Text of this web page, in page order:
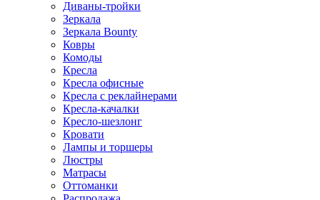
Диваны-тройки
Зеркала
Зеркала Bounty
Ковры
Комоды
Кресла
Кресла офисные
Кресла с реклайнерами
Кресла-качалки
Кресло-шезлонг
Кровати
Лампы и торшеры
Люстры
Матрасы
Оттоманки